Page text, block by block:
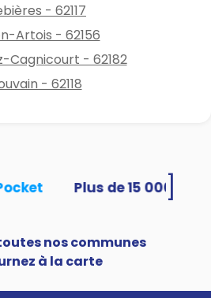
- 62117
Artois - 62156
Cagnicourt - 62182
- 62118
nos communes
à la carte